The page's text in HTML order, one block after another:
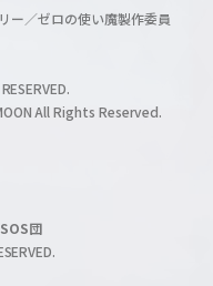
ー／ゼロの使い魔製作委員
All Rights Reserved.
SOS団